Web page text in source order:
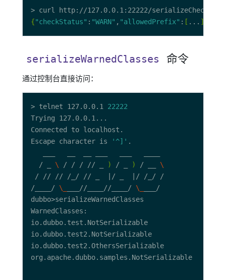
{"checkStatus" : "WARN" , "allowedPrefix" : [ ... ]
serializeWarnedClasses 命令
通过控制台直接访问：
> telnet 127.0.0.1 22222
Escape character is
'^]'
  / _
\ / / / // _ ) / _ ) / __ \
/____/ \_ ___//____//____/ \_